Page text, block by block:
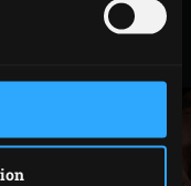
l’aide du